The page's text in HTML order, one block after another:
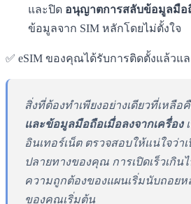
และปิด อนุญาตการสลับข้อมูลมือ
ข้อมูลจาก SIM หลักโดยไม่ตั้งใจ
✅ eSIM ของคุณได้รับการติดตั้งแล้วแ
สิ่งที่ต้องทำเพียงอย่างเดียวที่เหลือ
และข้อมูลมือถือเมื่อลงจากเครื่อง
อินเทอร์เน็ต ตรวจสอบให้แน่ใจว่า
ปลายทางของคุณ การเปิดเร็วเกิน
ความถูกต้องของแผนเริ่มนับถอยห
ของคุณเริ่มต้น